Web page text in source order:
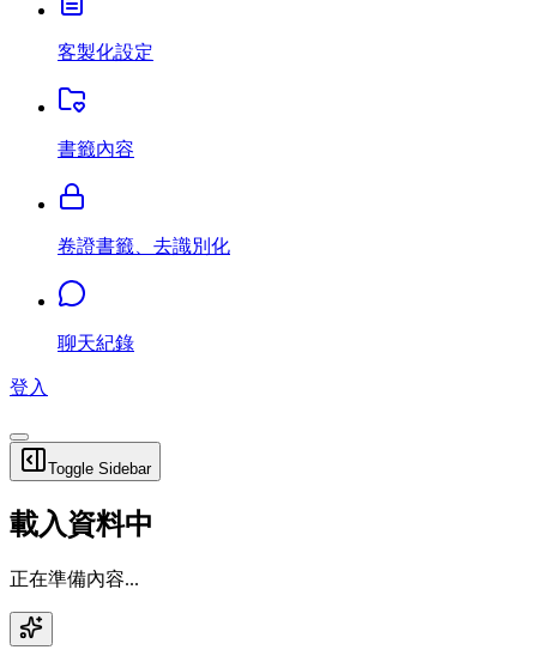
客製化設定
書籤內容
卷證書籤、去識別化
聊天紀錄
登入
Toggle Sidebar
載入資料中
正在準備內容...